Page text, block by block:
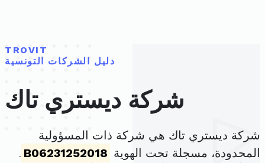
TROVIT
دليل الشركات التونسية
شركة ديستري تاك
شركة ديستري تاك هي شركة ذات المسؤولية
المحدودة، مسجلة تحت الهوية B06231252018
.